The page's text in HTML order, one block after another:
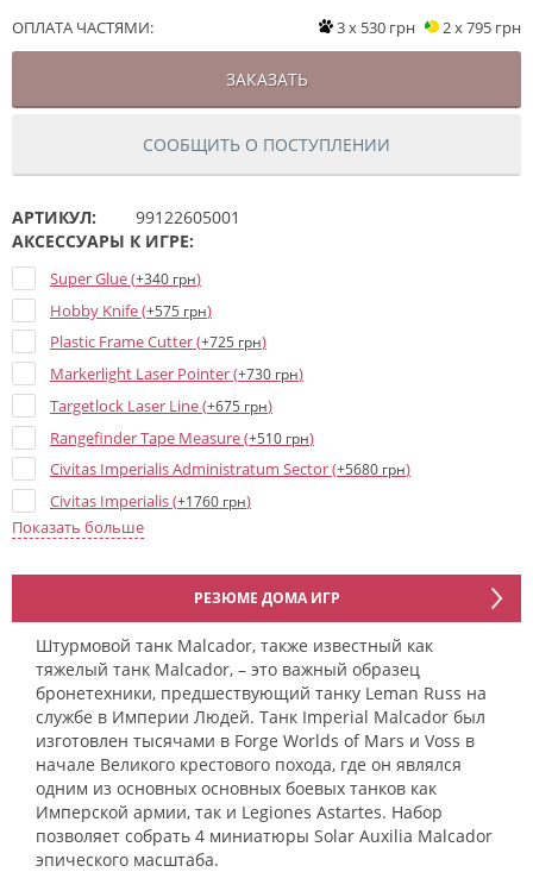
ОПЛАТА ЧАСТЯМИ: 3 x 530 грн 2 x 795 грн
ЗАКАЗАТЬ
СООБЩИТЬ О ПОСТУПЛЕНИИ
АРТИКУЛ:
99122605001
АКСЕССУАРЫ К ИГРЕ:
Super Glue (+340 грн)
Hobby Knife (+575 грн)
Plastic Frame Cutter (+725 грн)
Markerlight Laser Pointer (+730 грн)
Targetlock Laser Line (+675 грн)
Rangefinder Tape Measure (+510 грн)
Civitas Imperialis Administratum Sector (+5680 грн)
Civitas Imperialis (+1760 грн)
Civitas Imperialis Spires (
The Devastation of Tallarn (Army cards) (+920 грн
Manufactorum Imperialis Sector (+6100 грн)
Пособие "Liber Strategia" (
Order Tokens and Objective Markers (+1150 грн)
Legions Imperialis: Solar Auxilia – Combined Arms Battle Group
(+7415 грн)
Показать больше
РЕЗЮМЕ ДОМА ИГР
Штурмовой танк Malcador, также известный как
тяжелый танк Malcador, – это важный образец
бронетехники, предшествующий танку Leman Russ на
службе в Империи Людей. Танк Imperial Malcador был
изготовлен тысячами в Forge Worlds of Mars и Voss в
начале Великого крестового похода, где он являлся
одним из основных основных боевых танков как
Имперской армии, так и Legiones Astartes. Набор
позволяет собрать 4 миниатюры Solar Auxilia Malcador
эпического масштаба.